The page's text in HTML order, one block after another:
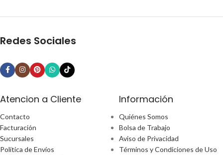
Redes Sociales
Atencion a Cliente
Contacto
Facturación
Sucursales
Política de Envíos
Información
Quiénes Somos
Bolsa de Trabajo
Aviso de Privacidad
Términos y Condiciones de Uso